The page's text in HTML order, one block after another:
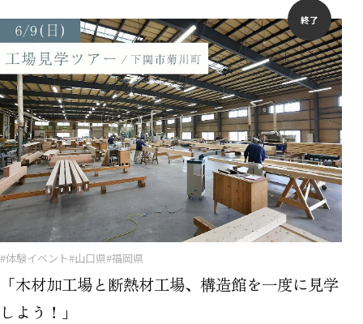
終了
#体験イベント#山口県#福岡県
「木材加工場と断熱材工場、構造館を一度に見学
しよう！」